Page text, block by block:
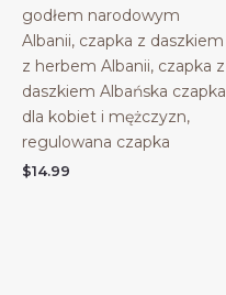
godłem narodowym
Albanii, czapka z daszkiem
z herbem Albanii, czapka z
daszkiem Albańska czapka
dla kobiet i mężczyzn,
regulowana czapka
$14.99